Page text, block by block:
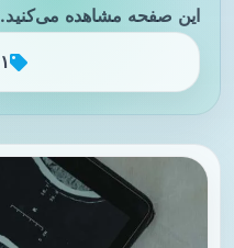
این صفحه مشاهده می‌کنید.
۱ مطلب